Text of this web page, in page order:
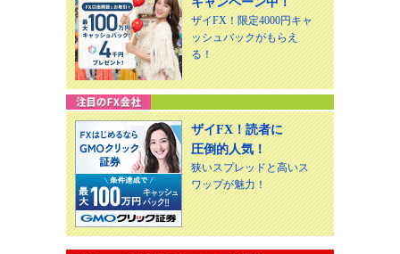
ザイFX！限定4000円キャ
ッシュバックがもらえ
る！
ザイFX！読者に
圧倒的人気！
狭いスプレッドと高いス
ワップが魅力！